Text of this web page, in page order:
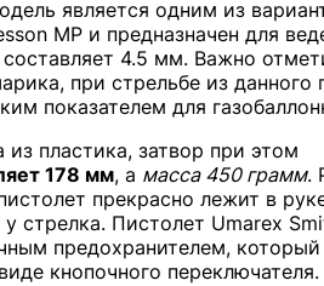
является одним из
MP и предназначен для
4.5 мм. Важно
при стрельбе из данного
показателем для
пластика, затвор при этом
178 мм, а масса 450 грамм.
прекрасно лежит в
стрелка. Пистолет Umarex
предохранителем, который
кнопочного переключателя.